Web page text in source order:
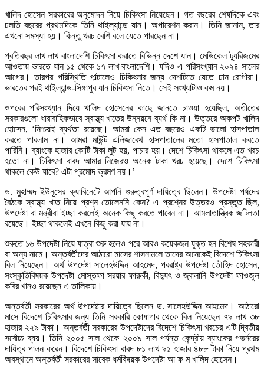
খালিদ হোসেন সরকারের অনুমোদন নিয়ে চিকিৎসা নিয়েছেন। গত বছরের শেষদিকে এবং
চলতি বছরের প্রথমদিকে তিনি থাইল্যান্ডে যান। অপারেশন করান। তিনি জানান, তার
এখনো সমস্যা হয়। কিন্তু খরচ বেশি বলে যেতে পারছেন না।
প্রতিবছর লাখ লাখ বাংলাদেশি চিকিৎসা করাতে বিভিন্ন দেশে যান। মেডিকেল ট্যুরিজমের
আওতায় ভারতে যান ১৫ থেকে ১৭ লাখ বাংলাদেশি। যদিও এ পরিসংখ্যান ২০২৪ সালের
আগের। তারপর পরিস্থিতি পাল্টালেও চিকিৎসার জন্য দেশটিতে যেতে চান রোগীরা।
ভারতের পরই থাইল্যান্ড-সিঙ্গাপুর যান চিকিৎসা নিতে। সেই সংখ্যাটাও কম নয়।
ওপরের পরিসংখ্যান দিয়ে খালিদ হোসেনের কাছে জানতে চাওয়া হয়েছিল, অতীতের
সরকারগুলো ধারাবাহিকভাবে স্বাস্থ্য খাতের উন্নয়নে ব্যর্থ কি না। উত্তরে অকপট খালিদ
হোসেন, ‘নিশ্চয়ই ব্যর্থতা রয়েছে। আমরা কেন এত বছরেও একটি ভালো হাসপাতাল
করতে পারলাম না। আমরা মাউন্ট এলিজাবেথ হাসপাতালের মতো হাসপাতাল করতে
পারিনি। ব্যাংকে হাজার কোটি টাকা লুট হয়, পাচার হয়। দেশে চিকিৎসা থাকলে এত খরচ
হতো না। চিকিৎসা বাবদ আমার নিজেরও অনেক টাকা খরচ হয়েছে। দেশে চিকিৎসা
থাকলে কেউ যাবে? এটা প্রমোদ ভ্রমণ নয়।’
ড. মুহাম্মদ ইউনূসের ক্যাবিনেটে আপনি গুরুত্বপূর্ণ দায়িত্বে ছিলেন। উপদেষ্টা পর্ষদের
বৈঠকে স্বাস্থ্য খাত নিয়ে প্রশ্ন তোলেননি কেন? এ প্রশ্নের উত্তরও প্রস্তুত ছিল,
উপদেষ্টা বা মন্ত্রীরা ইচ্ছা করলেই অনেক কিছু করতে পারেন না। আমলাতান্ত্রিক জটিলতা
রয়েছে। ইচ্ছা থাকলেই এখনে কিছু করা যায় না।
শুরুতে ১৬ উপদেষ্টা নিয়ে যাত্রা শুরু হলেও পরে আরও কয়েকজন যুক্ত হন বিশেষ সহকারী
বা অন্য নামে। অন্তর্বর্তীদের আঠারো মাসের শাসনামলে তাদের অনেকেই বিদেশে চিকিৎসা
বিল নিয়েছেন। অর্থ উপদেষ্টা সালেহউদ্দিন আহমেদ, পররাষ্ট্র উপদেষ্টা তৌহিদ হোসেন,
সংস্কৃতিবিষয়ক উপদেষ্টা মোস্তফা সরয়ার ফারুকী, বিদ্যুৎ ও জ্বালানি উপদেষ্টা ফাওজুল
কবির খানও রয়েছেন এ তালিকায়।
অন্তর্বর্তী সরকারের অর্থ উপদেষ্টার দায়িত্বে ছিলেন ড. সালেহউদ্দিন আহমেদ। আঠারো
মাসে বিদেশে চিকিৎসার জন্য তিনি সরকারি কোষাগার থেকে বিল নিয়েছেন ৭৯ লাখ ৩৮
হাজার ২২৯ টাকা। অন্তর্বর্তী সরকারের উপদেষ্টাদের বিদেশে চিকিৎসা খরচের এটি দ্বিতীয়
সর্বোচ্চ ব্যয়। তিনি ২০০৫ সাল থেকে ২০০৯ সাল পর্যন্ত কেন্দ্রীয় ব্যাংকের গভর্নরের
দায়িত্ব পালন করেন। বিদেশে চিকিৎসা বাবদ ৮১ লাখ ৯১ হাজার ৪৮৮ টাকা নিয়ে প্রথম
অবস্থানে অন্তর্বর্তী সরকারের সাবেক ধর্মবিষয়ক উপদেষ্টা আ ফ ম খালিদ হোসেন।